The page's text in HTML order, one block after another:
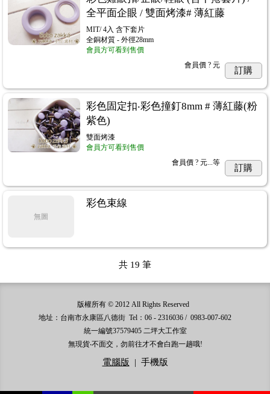
全平面企眼 / 雙面烤漆# 薄紅藤
MIT/ 4入 含下套片
全銅材質 - 外徑28mm
會員方可看到售價
會員價 ? 元
訂購
彩色固定扣‧彩色撞釘8mm # 薄紅藤(粉
紫色)
雙面烤漆
會員方可看到售價
會員價 ? 元...等
訂購
無圖
彩色束線
共 19 筆
版權所有 © 2012 All Rights Reserved
地址：台南市永康區八德街 Tel：06 - 2316036 / 0983-007-602
統一編號37579405 二坪大工作室
無現貨‧不面交，勿前往才不會白跑一趟哦!
電腦版 | 手機版